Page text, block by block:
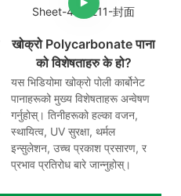
खोक्रो Polycarbonate पाना
को विशेषताहरु के हो?
यस भिडियोमा खोक्रो पोली कार्बोनेट
पानाहरूको मुख्य विशेषताहरू अन्वेषण
गर्नुहोस्। तिनीहरूको हल्का वजन,
स्थायित्व, UV सुरक्षा, थर्मल
इन्सुलेशन, उच्च प्रकाश प्रसारण, र
प्रभाव प्रतिरोध बारे जान्नुहोस्।